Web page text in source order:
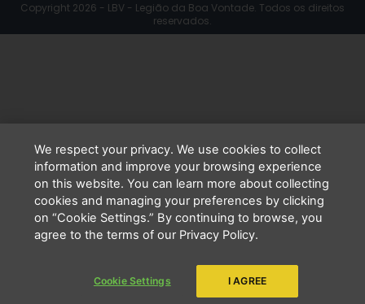
Copyright 2026 - LBV - Legião da Boa Vontade. Todos os direitos
reservados.
We respect your privacy. We use cookies to collect
information and improve your browsing experience
on this website. You can learn more about collecting
cookies and managing your preferences by clicking
on “Cookie Settings.” By continuing to browse, you
agree to the terms of our Privacy Policy.
Cookie Settings I AGREE